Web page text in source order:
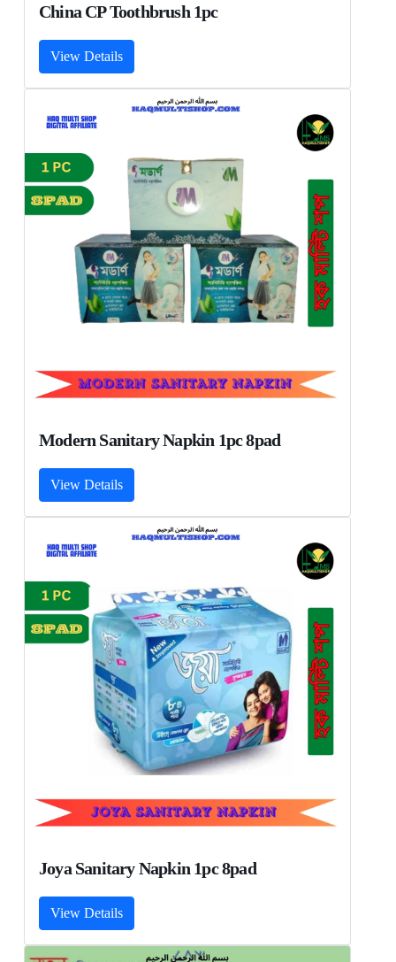
China CP Toothbrush 1pc
View Details
Modern Sanitary Napkin 1pc 8pad
View Details
Joya Sanitary Napkin 1pc 8pad
View Details